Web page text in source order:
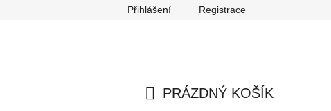
Reklamace Odstoupení od smlouvy
Přihlášení Registrace
PRÁZDNÝ KOŠÍK